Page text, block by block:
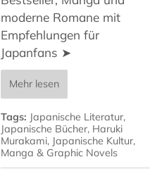
moderne Romane mit
Empfehlungen für
Japanfans ➤
Mehr lesen
Tags: Japanische Literatur,
Japanische Bücher, Haruki
Murakami, Japanische Kultur,
Manga & Graphic Novels